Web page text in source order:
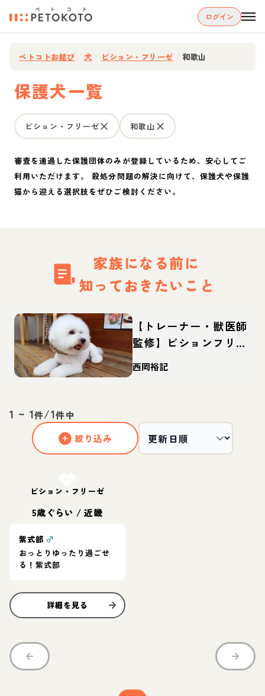
ログイン
ペトコトお結び 犬 ビション・フリーゼ 和歌山
保護犬一覧
ビション・フリーゼ 和歌山
審査を通過した保護団体のみが登録しているため、安心してご
利用いただけます。 殺処分問題の解決に向けて、保護犬や保護
猫から迎える選択肢をぜひご検討ください。
家族になる前に
知っておきたいこと
【トレーナー・獣医師
監修】ビションフリー
ゼってどんな犬？性
格・特徴・育て方・迎
西岡裕記
1 ~ 1件/1件中
絞り込み
ビション・フリーゼ
5歳ぐらい /近畿
紫式部 ♂
おっとりゆったり過ごせ
る！紫式部
詳細を見る